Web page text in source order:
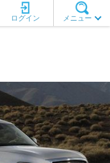
メニュー
ログイン